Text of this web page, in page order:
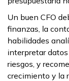
Un buen CFO
finanzas, la
habilidades
interpretar
riesgos, y
crecimiento y la